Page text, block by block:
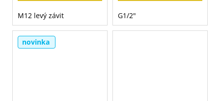
M12 levý závit G1/2"
novinka